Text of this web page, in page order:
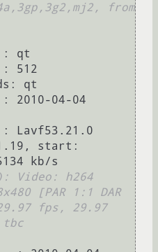
from
kb/s
Video: h264
[PAR 1:1 DAR
fps, 29.97